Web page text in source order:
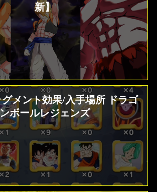
新】
ンボールレジェンズ